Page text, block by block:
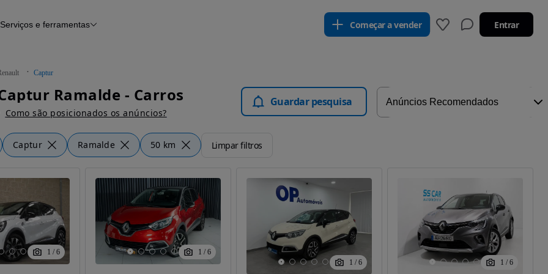
Histórico do veículo
Serviços e ferramentas Começar a vender Entrar
Captur
Ramalde - Carros
Como são posicionados os anúncios?
Guardar pesquisa
Captur Ramalde 50 km Limpar filtros
1 / 6 1 / 6
1 / 6 1 / 6